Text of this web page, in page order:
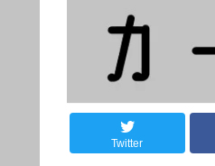
Twitter